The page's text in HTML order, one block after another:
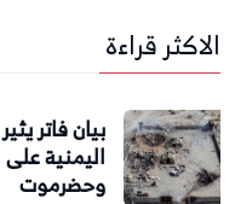
الاكثر قراءة
بيان فاتر
اليمنية
وحضرموت